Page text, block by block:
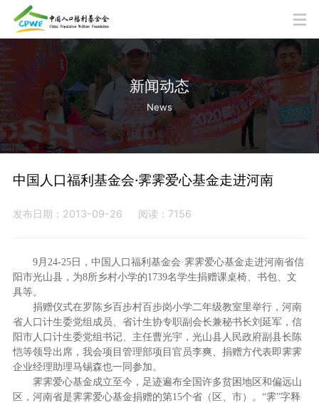
新闻动态
News
中国人口福利基金会·霁霁爱心基金走进河南
发布日期：2013-09-26 阅读：7156
9月24-25日，中国人口福利基金会·霁霁爱心基金走进河南省信
阳市光山县，为8所乡村小学的1739名学生捐赠课桌椅、书包、文
具等。
捐赠仪式在罗陈乡百步村百步岗小学二年级教室里举行，河南
省人口计生委党组成员、省计生协专职副会长兼秘书长刘延军，信
阳市人口计生委党组书记、主任曹光宇，光山县人民政府副县长陈
恺等领导出席，我会项目管理部项目官员李爽、捐赠方代表即霁霁
企业经理助理马锡森也一同参加。
霁霁爱心基金成立至今，足迹遍布全国许多贫困地区和偏远山
区，河南省是霁霁爱心基金捐赠的第15个省（区、市）。“霁”字释